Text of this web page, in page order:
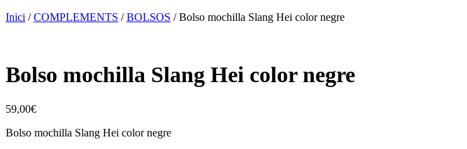
Inici /COMPLEMENTS /BOLSOS / Bolso mochilla Slang Hei color negre
Bolso mochilla Slang Hei color negre
59,00€
Bolso mochilla Slang Hei color negre